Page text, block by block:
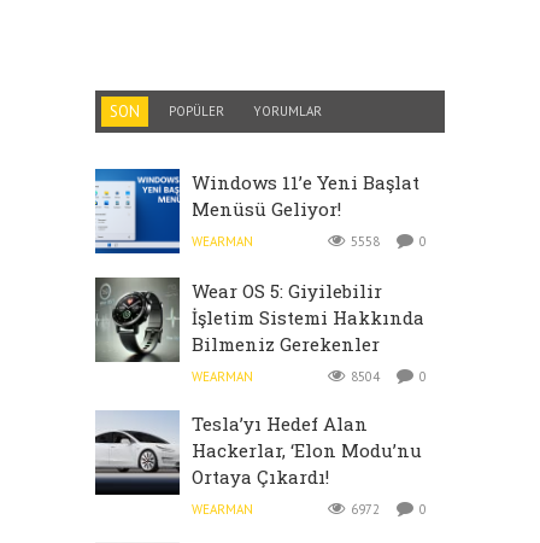
SON POPÜLER YORUMLAR
Windows 11’e Yeni Başlat
Menüsü Geliyor!
WEARMAN 5558 0
Wear OS 5: Giyilebilir
İşletim Sistemi Hakkında
Bilmeniz Gerekenler
WEARMAN 8504 0
Tesla’yı Hedef Alan
Hackerlar, ‘Elon Modu’nu
Ortaya Çıkardı!
WEARMAN 6972 0